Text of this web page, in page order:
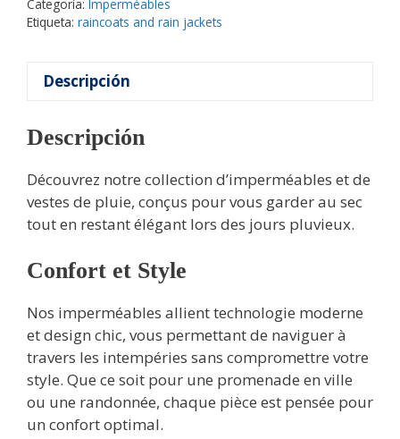
Categoría: Imperméables
Etiqueta: raincoats and rain jackets
Descripción
Descripción
Découvrez notre collection d’imperméables et de
vestes de pluie, conçus pour vous garder au sec
tout en restant élégant lors des jours pluvieux.
Confort et Style
Nos imperméables allient technologie moderne
et design chic, vous permettant de naviguer à
travers les intempéries sans compromettre votre
style. Que ce soit pour une promenade en ville
ou une randonnée, chaque pièce est pensée pour
un confort optimal.